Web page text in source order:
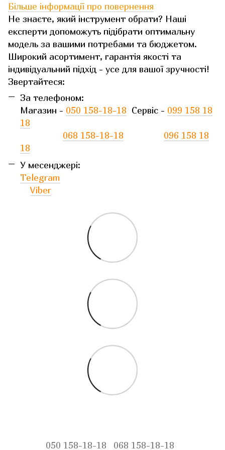
Більше інформації про повернення
Не знаєте, який інструмент обрати? Наші
експерти допоможуть підібрати оптимальну
модель за вашими потребами та бюджетом.
Широкий асортимент, гарантія якості та
індивідуальний підхід - усе для вашої зручності!
Звертайтеся:
За телефоном:
Магазин - 050 158-18-18 Сервіс - 099 158 18
18
068 158-18-18
096 158 18
18
У месенджері:
Telegram
Viber
050 158-18-18 068 158-18-18